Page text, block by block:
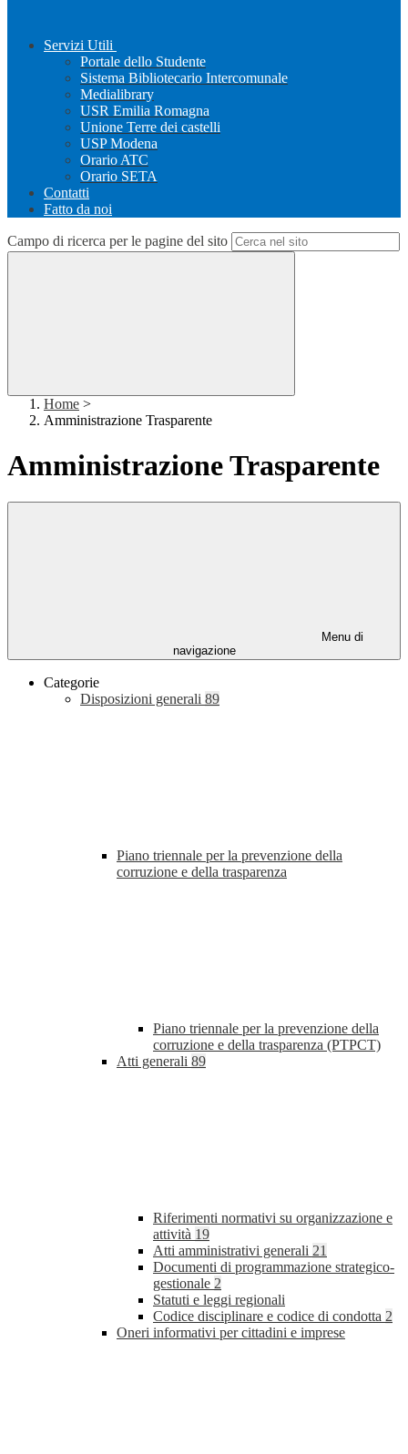
Servizi Utili
Portale dello Studente
Sistema Bibliotecario Intercomunale
Medialibrary
USR Emilia Romagna
Unione Terre dei castelli
USP Modena
Orario ATC
Orario SETA
Contatti
Fatto da noi
Campo di ricerca per le pagine del sito
Home >
Amministrazione Trasparente
Amministrazione Trasparente
Menu di
navigazione
Categorie
Disposizioni generali 89
Piano triennale per la prevenzione della
corruzione e della trasparenza
Piano triennale per la prevenzione della
corruzione e della trasparenza (PTPCT)
Atti generali 89
Riferimenti normativi su organizzazione e
attività 19
Atti amministrativi generali 21
Documenti di programmazione strategico-
gestionale 2
Statuti e leggi regionali
Codice disciplinare e codice di condotta 2
Oneri informativi per cittadini e imprese